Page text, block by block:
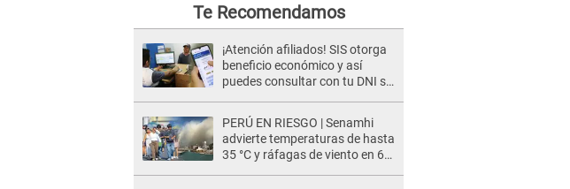
Te Recomendamos
¡Atención afiliados! SIS otorga
beneficio económico y así
puedes consultar con tu DNI si
PERÚ EN RIESGO | Senamhi
advierte temperaturas de hasta
35 °C y ráfagas de viento en 6